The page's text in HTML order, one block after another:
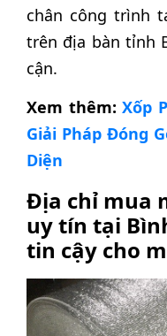
chân công trình
trên địa bàn tỉnh
cận.
Xem thêm:Xốp
Giải Pháp Đóng
Diện
Địa chỉ mua
uy tín tại
tin cậy cho